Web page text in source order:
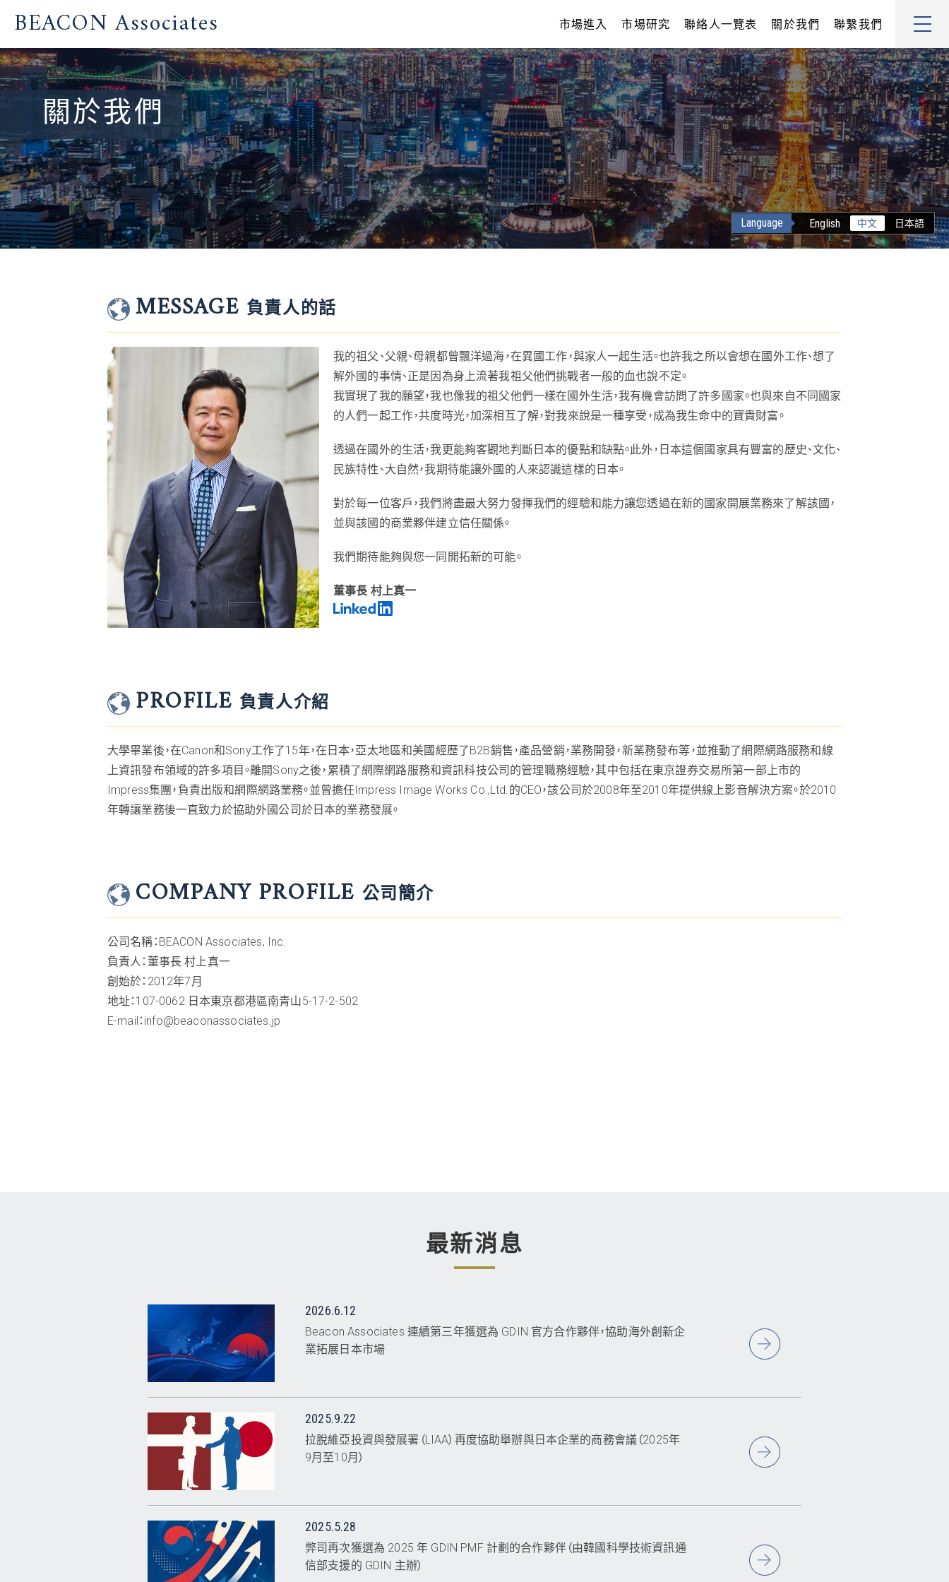
BEACON Associates 市場進入 市場研究 聯絡人一覽表 關於我們 聯繫我們
關於我們
Language English 中文 日本語
MESSAGE 負責人的話
我的祖父、父親、母親都曾飄洋過海，在異國工作，與家人一起生活。也許我之所以會想在國外工作、想了
解外國的事情、正是因為身上流著我祖父他們挑戰者一般的血也說不定。
我實現了我的願望，我也像我的祖父他們一樣在國外生活，我有機會訪問了許多國家。也與來自不同國家
的人們一起工作，共度時光，加深相互了解，對我來說是一種享受，成為我生命中的寶貴財富。
透過在國外的生活，我更能夠客觀地判斷日本的優點和缺點。此外，日本這個國家具有豐富的歷史、文化、
民族特性、大自然，我期待能讓外國的人來認識這樣的日本。
對於每一位客戶，我們將盡最大努力發揮我們的經驗和能力讓您透過在新的國家開展業務來了解該國，
並與該國的商業夥伴建立信任關係。
我們期待能夠與您一同開拓新的可能。
董事長 村上真一
PROFILE 負責人介紹
大學畢業後，在Canon和Sony工作了15年，在日本，亞太地區和美國經歷了B2B銷售，產品營銷，業務開發，新業務發布等，並推動了網際網路服務和線
上資訊發布領域的許多項目。離開Sony之後，累積了網際網路服務和資訊科技公司的管理職務經驗，其中包括在東京證券交易所第一部上市的
Impress集團，負責出版和網際網路業務。並曾擔任Impress Image Works Co.,Ltd.的CEO，該公司於2008年至2010年提供線上影音解決方案。於2010
年轉讓業務後一直致力於協助外國公司於日本的業務發展。
COMPANY PROFILE 公司簡介
公司名稱：BEACON Associates, Inc.
負責人：董事長 村上真一
創始於：2012年7月
地址：107-0062 日本東京都港區南青山5-17-2-502
E-mail： info@beaconassociates.jp
最新消息
2026.6.12
Beacon Associates 連續第三年獲選為 GDIN 官方合作夥伴，協助海外創新企
業拓展日本市場
2025.9.22
拉脫維亞投資與發展署（LIAA）再度協助舉辦與日本企業的商務會議（2025年
9月至10月）
2025.5.28
弊司再次獲選為 2025 年 GDIN PMF 計劃的合作夥伴（由韓國科學技術資訊通
信部支援的 GDIN 主辦）